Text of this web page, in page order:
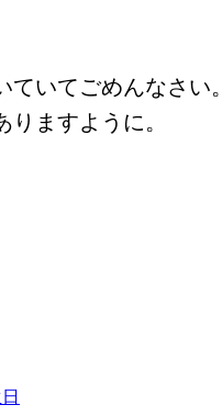
いてごめんなさい。
ますように。